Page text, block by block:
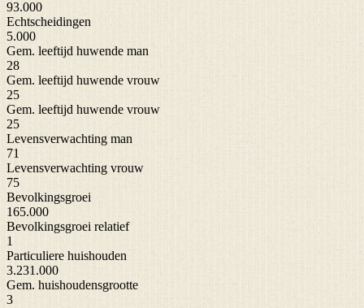
93.000
Echtscheidingen
5.000
Gem. leeftijd huwende man
28
Gem. leeftijd huwende vrouw
25
Gem. leeftijd huwende vrouw
25
Levensverwachting man
71
Levensverwachting vrouw
75
Bevolkingsgroei
165.000
Bevolkingsgroei relatief
1
Particuliere huishouden
3.231.000
Gem. huishoudensgrootte
3